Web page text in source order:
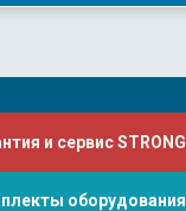
и сервис STRONG
оборудования